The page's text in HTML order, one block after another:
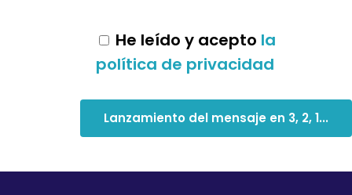
He leído y acepto la
política de privacidad